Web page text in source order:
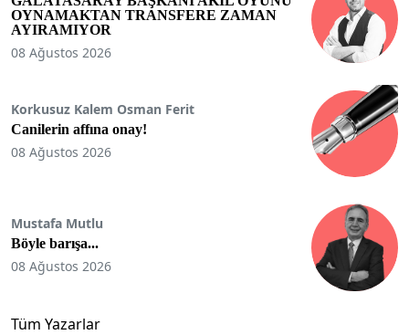
OYNAMAKTAN TRANSFERE ZAMAN
AYIRAMIYOR
08 Ağustos 2026
Korkusuz Kalem Osman Ferit
Canilerin affına onay!
08 Ağustos 2026
Mustafa Mutlu
Böyle barışa...
08 Ağustos 2026
Tüm Yazarlar